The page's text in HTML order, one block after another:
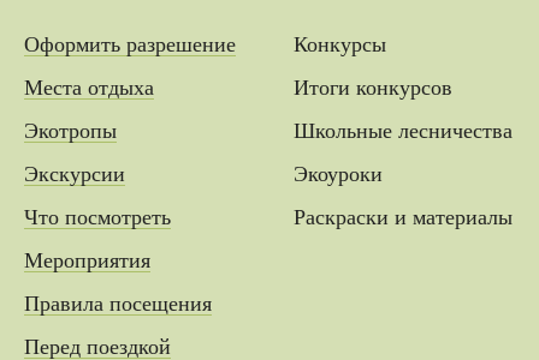
Оформить разрешение
Места отдыха
Экотропы
Экскурсии
Что посмотреть
Мероприятия
Правила посещения
Перед поездкой
Конкурсы
Итоги конкурсов
Школьные лесничества
Экоуроки
Раскраски и материалы